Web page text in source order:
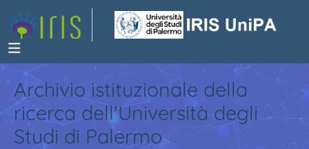
Archivio istituzionale della
ricerca dell'Università degli
Studi di Palermo